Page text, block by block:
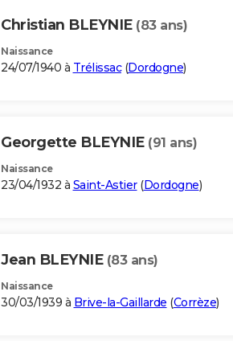
Christian BLEYNIE (83 ans)
Naissance
24/07/1940 à Trélissac(Dordogne)
Georgette BLEYNIE (91 ans)
Naissance
23/04/1932 à Saint-Astier(Dordogne)
Jean BLEYNIE (83 ans)
Naissance
30/03/1939 à Brive-la-Gaillarde (Corrèze)